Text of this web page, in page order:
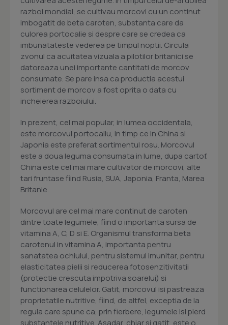
razboi mondial, se cultivau morcovi cu un continut
imbogatit de beta caroten, substanta care da
culorea portocalie si despre care se credea ca
imbunatateste vederea pe timpul noptii. Circula
zvonul ca acuitatea vizuala a pilotilor britanici se
datoreaza unei importante cantitati de morcov
consumate. Se pare insa ca productia acestui
sortiment de morcov a fost oprita o data cu
incheierea razboiului.
In prezent, cel mai popular, in lumea occidentala,
este morcovul portocaliu, in timp ce in China si
Japonia este preferat sortimentul rosu. Morcovul
este a doua leguma consumata in lume, dupa cartof.
China este cel mai mare cultivator de morcovi, alte
tari fruntase fiind Rusia, SUA, Japonia, Franta, Marea
Britanie.
Morcovul are cel mai mare continut de caroten
dintre toate legumele, fiind o importanta sursa de
vitamina A, C, D si E. Organismul transforma beta
carotenul in vitamina A, importanta pentru
sanatatea ochiului, pentru sistemul imunitar, pentru
elasticitatea pielii si reducerea fotosenzitivitatii
(protectie crescuta impotriva soarelui) si
functionarea celulelor. Gatit, morcovul isi pastreaza
proprietatile nutritive, fiind, de altfel, exceptia de la
regula care spune ca, prin fierbere, legumele isi pierd
substantele nutritive. Asadar, chiar si gatit, este o